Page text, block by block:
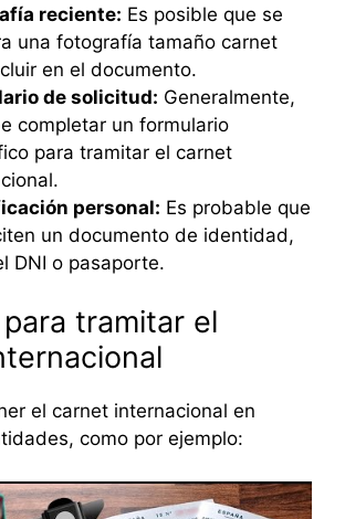
reciente: Es posible que se
una fotografía tamaño carnet
en el documento.
de solicitud: Generalmente,
completar un formulario
para tramitar el carnet
personal: Es probable que
un documento de identidad,
DNI o pasaporte.
tramitar el
el carnet internacional en
como por ejemplo: